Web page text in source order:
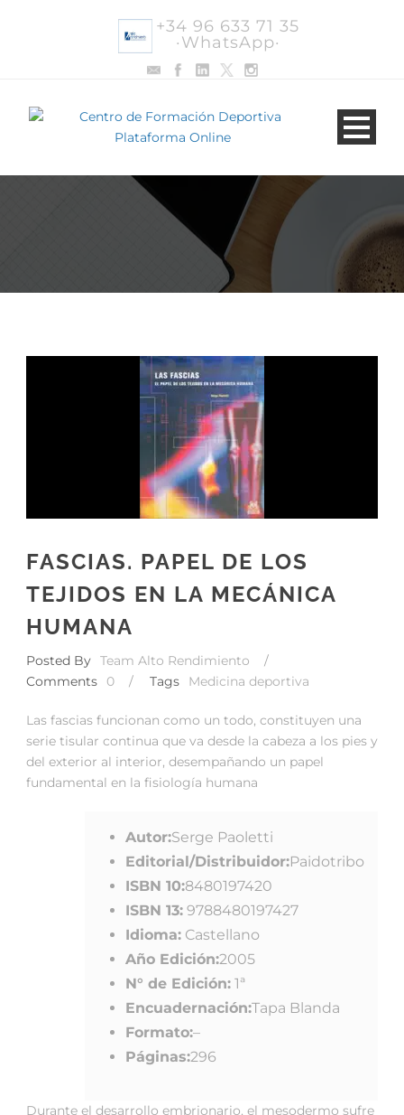
+34 96 633 71 35
·WhatsApp·
FASCIAS. PAPEL DE LOS
TEJIDOS EN LA MECÁNICA
HUMANA
Posted By Team Alto Rendimiento
/
Comments
0 / Tags Medicina deportiva
Las fascias funcionan como un todo, constituyen una
serie tisular continua que va desde la cabeza a los pies y
del exterior al interior, desempañando un papel
fundamental en la fisiología humana
Autor:Serge Paoletti
Editorial/Distribuidor:Paidotribo
ISBN 10:8480197420
ISBN 13: 9788480197427
Idioma: Castellano
Año Edición:2005
N° de Edición: 1ª
Encuadernación:Tapa Blanda
Formato:–
Páginas:296
Durante el desarrollo embrionario, el mesodermo sufre